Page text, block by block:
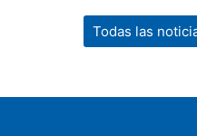
Todas las